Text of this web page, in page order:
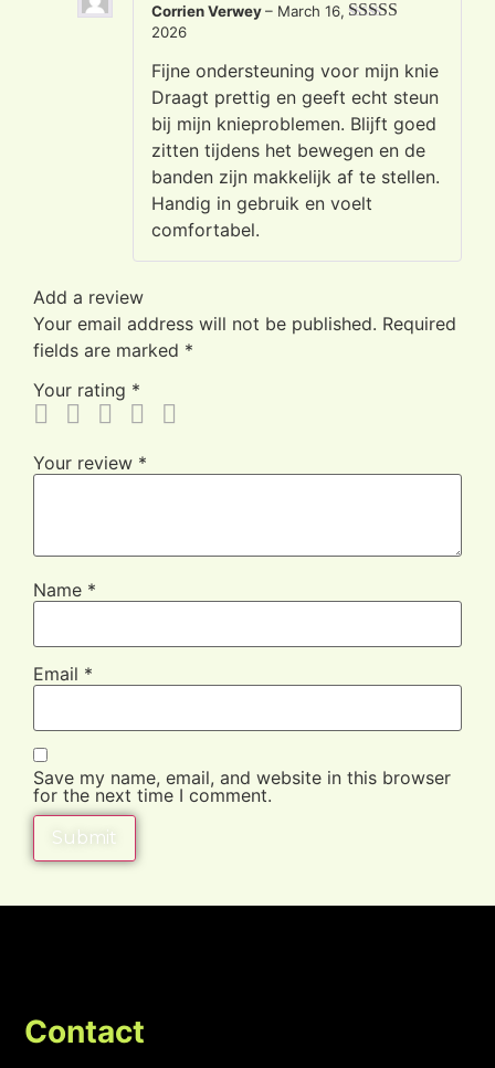
Corrien Verwey– March 16,
2026
Fijne ondersteuning voor mijn knie
Draagt prettig en geeft echt steun
bij mijn knieproblemen. Blijft goed
zitten tijdens het bewegen en de
banden zijn makkelijk af te stellen.
Handig in gebruik en voelt
comfortabel.
Add a review
Your email address will not be published. Required
fields are marked *
Your rating *
Your review *
Name *
Email *
Save my name, email, and website in this browser
for the next time I comment.
Contact